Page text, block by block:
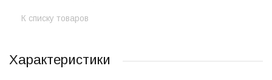
К списку товаров
Характеристики